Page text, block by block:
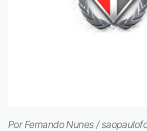
Por Fernando Nunes /